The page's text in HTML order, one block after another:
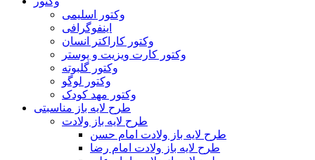
وکتور اسلیمی
اینفوگرافی
وکتور کاراکتر انسان
وکتور کارت ویزیت و پوستر
وکتور گلبوته
وکتور لوگو
وکتور مهد کودک
طرح لایه باز مناسبتی
طرح لایه باز ولادت
طرح لایه باز ولادت امام حسن
طرح لایه باز ولادت امام رضا